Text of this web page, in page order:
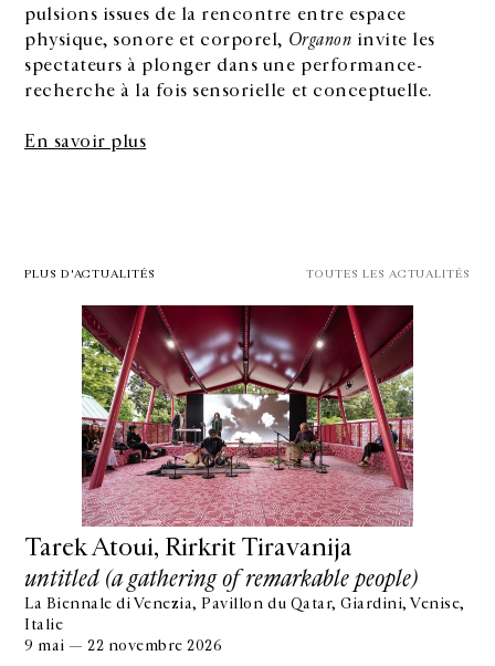
pulsions issues de la rencontre entre espace
physique, sonore et corporel, Organon invite les
spectateurs à plonger dans une performance-
recherche à la fois sensorielle et conceptuelle.
En savoir plus
PLUS D'ACTUALITÉS TOUTES LES ACTUALITÉS
Tarek Atoui, Rirkrit Tiravanija
untitled (a gathering of remarkable people)
La Biennale di Venezia, Pavillon du Qatar, Giardini, Venise,
Italie
9 mai — 22 novembre 2026